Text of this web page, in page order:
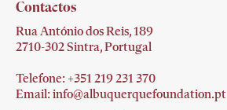
Contactos
Rua António dos Reis, 189
2710-302 Sintra, Portugal
Telefone: +351 219 231 370
Email:info@albuquerquefoundation.pt